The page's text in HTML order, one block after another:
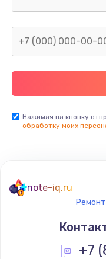
Нажимая на кнопку
обработку моих
note-iq.ru
+7